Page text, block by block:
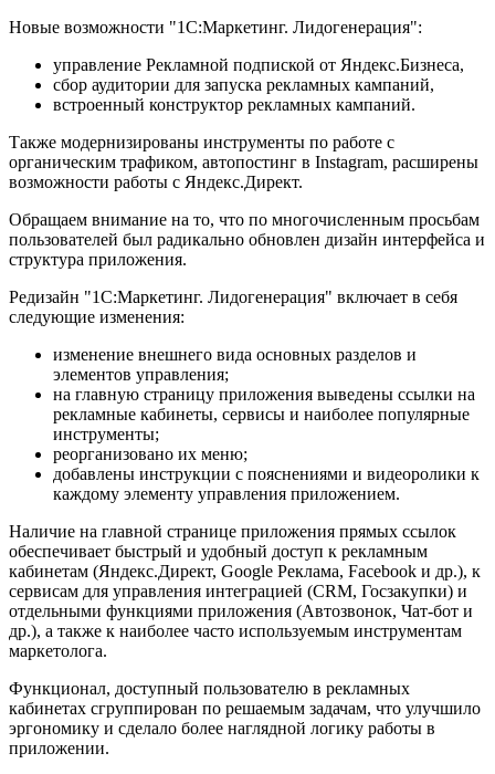
Новые возможности "1С:Маркетинг. Лидогенерация":
управление Рекламной подпиской от Яндекс.Бизнеса,
сбор аудитории для запуска рекламных кампаний,
встроенный конструктор рекламных кампаний.
Также модернизированы инструменты по работе с
органическим трафиком, автопостинг в Instagram, расширены
возможности работы с Яндекс.Директ.
Обращаем внимание на то, что по многочисленным просьбам
пользователей был радикально обновлен дизайн интерфейса и
структура приложения.
Редизайн "1С:Маркетинг. Лидогенерация" включает в себя
следующие изменения:
изменение внешнего вида основных разделов и
элементов управления;
на главную страницу приложения выведены ссылки на
рекламные кабинеты, сервисы и наиболее популярные
инструменты;
реорганизовано их меню;
добавлены инструкции с пояснениями и видеоролики к
каждому элементу управления приложением.
Наличие на главной странице приложения прямых ссылок
обеспечивает быстрый и удобный доступ к рекламным
кабинетам (Яндекс.Директ, Google Реклама, Facebook и др.), к
сервисам для управления интеграцией (CRM, Госзакупки) и
отдельными функциями приложения (Автозвонок, Чат-бот и
др.), а также к наиболее часто используемым инструментам
маркетолога.
Функционал, доступный пользователю в рекламных
кабинетах сгруппирован по решаемым задачам, что улучшило
эргономику и сделало более наглядной логику работы в
приложении.